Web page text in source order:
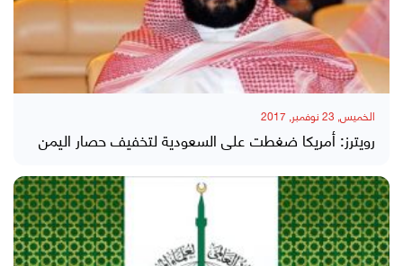
الخميس, 23 نوفمبر, 2017
رويترز: أمريكا ضغطت على السعودية لتخفيف حصار اليمن